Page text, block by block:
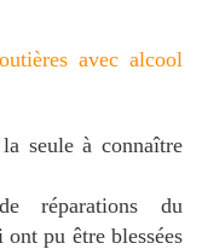
avec alcool
seule à connaître
réparations du
pu être blessées